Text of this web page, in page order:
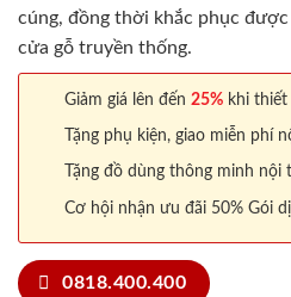
cúng, đồng thời khắc phục
cửa gỗ truyền thống.
Giảm giá lên đến 25% khi
Tặng phụ kiện, giao miễn phí
Tặng đồ dùng thông minh nội
Cơ hội nhận ưu đãi 50% Gói
0818.400.400